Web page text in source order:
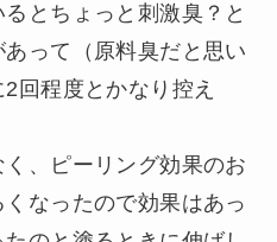
とちょっと刺激臭？と
って（原料臭だと思い
回程度とかなり控え
、ピーリング効果のお
なったので効果はあっ